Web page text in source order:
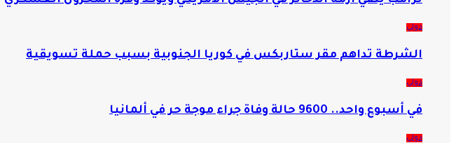
دولي
الشرطة تداهم مقر ستاربكس في كوريا الجنوبية بسبب حملة تسويقية
دولي
في أسبوع واحد.. 9600 حالة وفاة جراء موجة حر في ألمانيا
دولي